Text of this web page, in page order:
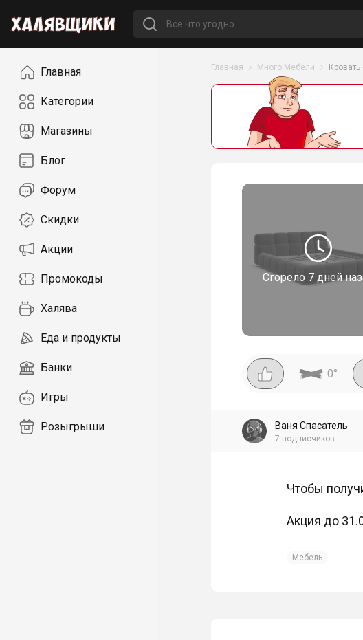
НавигацияГлавная
Категории
Магазины
Блог
Форум
Скидки
Акции
Промокоды
Халява
Еда и продукты
Банки
Игры
Розыгрыши
Главная Много Мебели
Сгорело 7 дней
0°
Ваня Спасатель
7 подписчиков
Чтобы
Акция до
Мебель